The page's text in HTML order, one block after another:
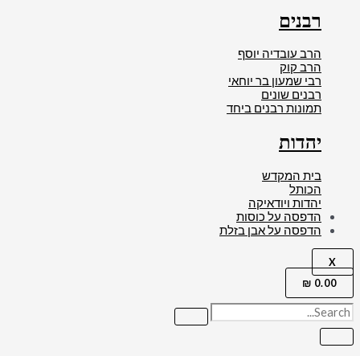
רבנים
הרב עובדיה יוסף
הרב קוק
רבי שמעון בר יוחאי
רבנים שונים
תמונות רבנים ביחד
יהדות
בית המקדש
הכותל
יהדות ויודאיקה
הדפסה על כוסות
הדפסה על אבן בזלת
X
0.00
₪